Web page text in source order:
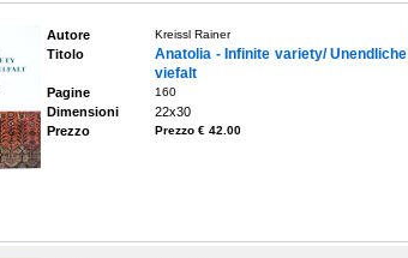
Autore Kreissl Rainer
Titolo
Anatolia - Infinite variety/ Unendliche
viefalt
Pagine 160
Dimensioni
22x30
Prezzo
Prezzo € 42.00